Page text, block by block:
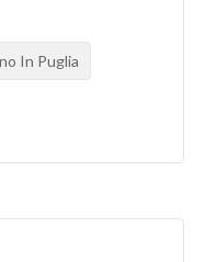
In Puglia